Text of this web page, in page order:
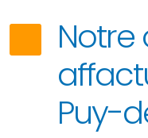
Notre
Puy-